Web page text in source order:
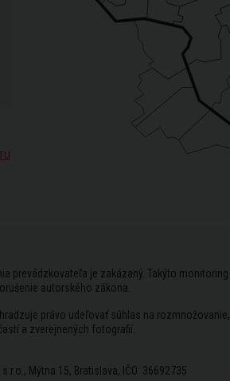
prevádzkovateľa je zakázaný. Takýto monitoring
autorského zákona.
právo udeľovať súhlas na rozmnožovanie,
a zverejnených fotografií.
Mýtna 15, Bratislava, IČO: 36692735